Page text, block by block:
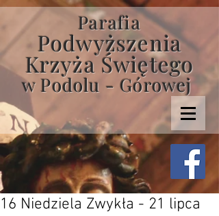
Parafia
Podwyższenia
Krzyża Świętego
w Podolu - Górowej
16 Niedziela Zwykła - 21 lipca